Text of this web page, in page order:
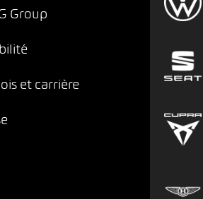
Group
et carrière